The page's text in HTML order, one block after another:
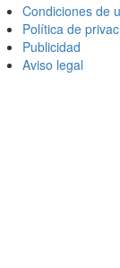
Condiciones de
Política de
Publicidad
Aviso legal